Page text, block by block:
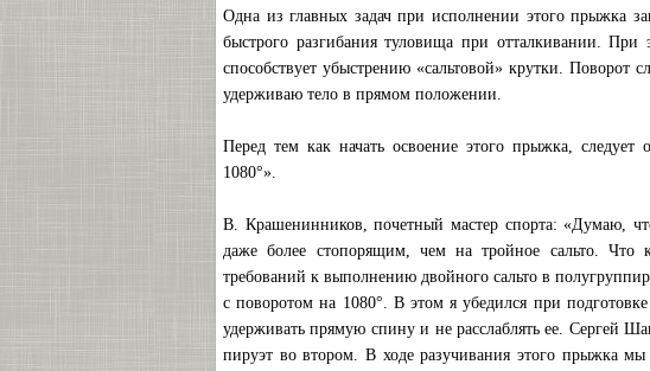
Одна из главных задач при исполнении этого прыжка
быстрого разгибания туловища при отталкивании. При
способствует убыстрению «сальтовой» крутки. Поворот
удерживаю тело в прямом положении.
Перед тем как начать освоение этого прыжка,
1080°».
В. Крашенинников, почетный мастер спорта: «Думаю,
даже более стопорящим, чем на тройное сальто. Что
требований к выполнению двойного сальто в
с поворотом на 1080°. В этом я убедился при
удерживать прямую спину и не расслаблять ее. Сергей
пируэт во втором. В ходе разучивания этого прыжка